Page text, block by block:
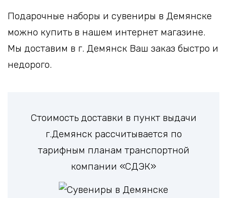
Подарочные наборы и сувениры в Демянске
можно купить в нашем интернет магазине.
Мы доставим в г. Демянск Ваш заказ быстро и
недорого.
Стоимость доставки в пункт выдачи
г.Демянск рассчитывается по
тарифным планам транспортной
компании «СДЭК»